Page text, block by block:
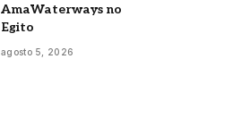
AmaWaterways no
Egito
agosto 5, 2026